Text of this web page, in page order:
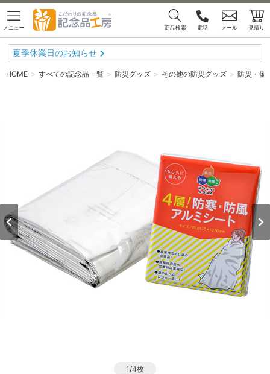
メニュー 商品検索 電話 メール 見積り
夏季休業日のお知らせ
HOME すべての記念品一覧 防災グッズ その他の防災グッズ 防災・備
1/4枚